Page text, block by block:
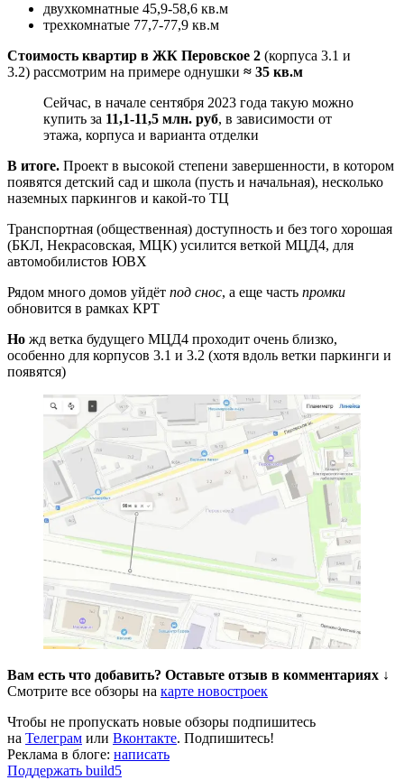
двухкомнатные 45,9-58,6 кв.м
трехкомнатые 77,7-77,9 кв.м
Стоимость квартир в ЖК Перовское 2 (корпуса 3.1 и
3.2) рассмотрим на примере однушки ≈ 35 кв.м
Сейчас, в начале сентября 2023 года такую можно
купить за 11,1-11,5 млн. руб, в зависимости от
этажа, корпуса и варианта отделки
В итоге. Проект в высокой степени завершенности, в котором
появятся детский сад и школа (пусть и начальная), несколько
наземных паркингов и какой-то ТЦ
Транспортная (общественная) доступность и без того хорошая
(БКЛ, Некрасовская, МЦК) усилится веткой МЦД4, для
автомобилистов ЮВХ
Рядом много домов уйдёт под снос, а еще часть промки
обновится в рамках КРТ
Но жд ветка будущего МЦД4 проходит очень близко,
особенно для корпусов 3.1 и 3.2 (хотя вдоль ветки паркинги и
появятся)
Вам есть что добавить? Оставьте отзыв в комментариях ↓
Смотрите все обзоры на карте новостроек
Чтобы не пропускать новые обзоры подпишитесь
на Телеграм или Вконтакте. Подпишитесь!
Реклама в блоге: написать
Поддержать build5